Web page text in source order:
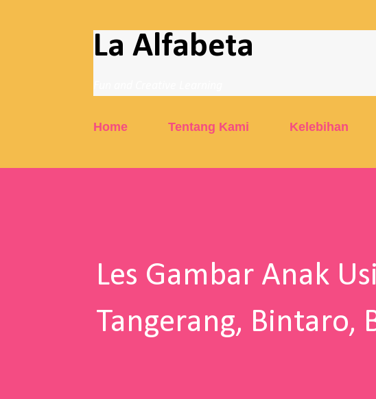
La Alfabeta
Home Tentang Kami Kelebihan
Les Gambar Anak
Tangerang, Bintaro,